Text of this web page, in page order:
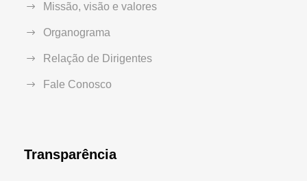
Missão, visão e valores
Organograma
Relação de Dirigentes
Fale Conosco
Transparência